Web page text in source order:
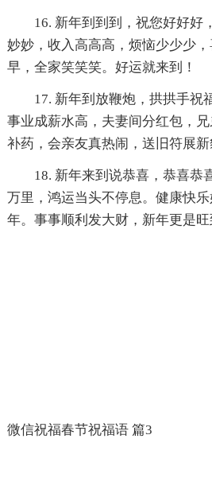
16. 新年到到到，祝您好好好
妙妙，收入高高高，烦恼少少少
早，全家笑笑笑。好运就来到！
17. 新年到放鞭炮，拱拱手祝
事业成薪水高，夫妻间分红包，
补药，会亲友真热闹，送旧符展新
18. 新年来到说恭喜，恭喜恭
万里，鸿运当头不停息。健康快
年。事事顺利发大财，新年更是旺
微信祝福春节祝福语 篇3